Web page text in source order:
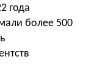
года
более 500